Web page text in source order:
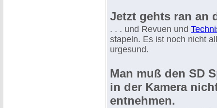
Jetzt gehts ran an
. . . und Revuen und
stapeln. Es ist noch nicht
urgesund.
Man muß den SD
in der Kamera
entnehmen.